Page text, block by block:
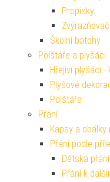
Propisky
Školní batohy
Polštáře a plyšáci
Hřejiví plyšáci -
Plyšové
Polštáře
Přání
Kapsy a obálky
Přání podle
Dětská přání
Přání k